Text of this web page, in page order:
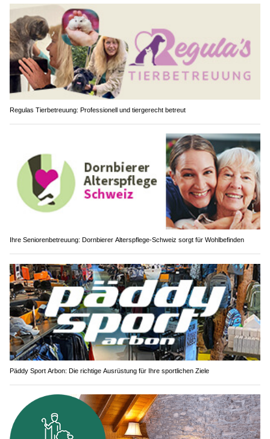
Regulas Tierbetreuung: Professionell und tiergerecht betreut
Ihre Seniorenbetreuung: Dornbierer Alterspflege-Schweiz sorgt für Wohlbefinden
Päddy Sport Arbon: Die richtige Ausrüstung für Ihre sportlichen Ziele